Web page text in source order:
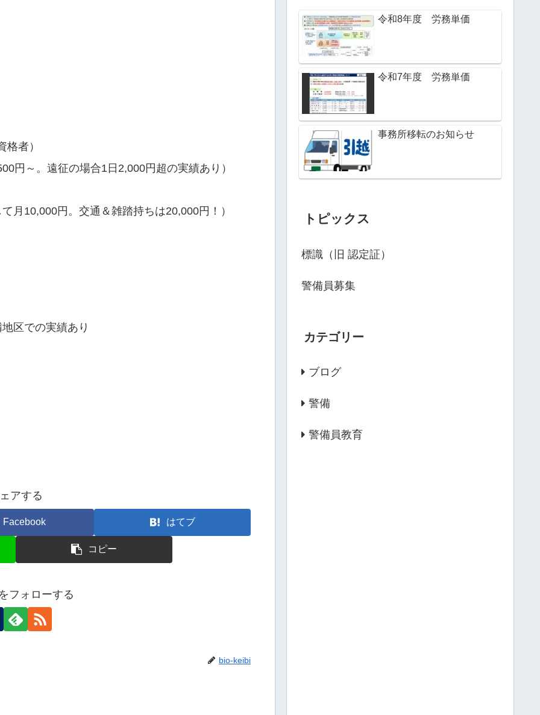
者）
円～。遠征の場合1日2,000円超の実績あり）
月10,000円。交通＆雑踏持ちは20,000円！）
区での実績あり
アする
Facebook はてブ
コピー
フォローする
bio-keibi
令和8年度 労務単価
令和7年度 労務単価
事務所移転のお知らせ
トピックス
標識（旧 認定証）
警備員募集
カテゴリー
ブログ
警備
警備員教育